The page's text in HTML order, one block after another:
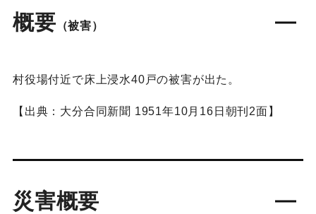
概要 （被害）
村役場付近で床上浸水40戸の被害が出た。
【出典：大分合同新聞 1951年10月16日朝刊2面】
災害概要